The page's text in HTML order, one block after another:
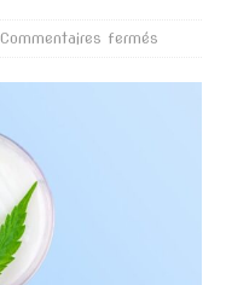
Commentaires fermés